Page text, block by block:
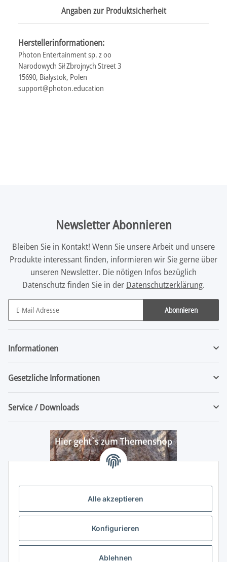
Alle akzeptieren
Konfigurieren
Ablehnen
Angaben zur Produktsicherheit
Herstellerinformationen:
Photon Entertainment sp. z oo
Narodowych Sił Zbrojnych Street 3
15690, Bialystok, Polen
support@photon.education
Newsletter Abonnieren
Bleiben Sie in Kontakt! Wenn Sie unsere Arbeit und unsere
Produkte interessant finden, informieren wir Sie gerne über
unseren Newsletter. Die nötigen Infos bezüglich
Datenschutz finden Sie in der Datenschutzerklärung.
Abonnieren
Newsletter Abonnieren
Informationen
Gesetzliche Informationen
Service / Downloads